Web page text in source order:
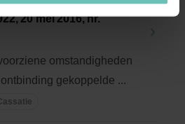
20 mei 2016, nr.
omstandigheden
gekoppelde ...